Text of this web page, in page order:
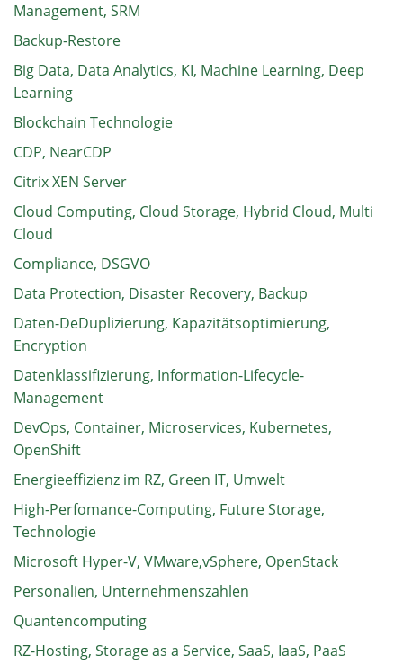
Management, SRM
Backup-Restore
Big Data, Data Analytics, KI, Machine Learning, Deep
Learning
Blockchain Technologie
CDP, NearCDP
Citrix XEN Server
Cloud Computing, Cloud Storage, Hybrid Cloud, Multi
Cloud
Compliance, DSGVO
Data Protection, Disaster Recovery, Backup
Daten-DeDuplizierung, Kapazitätsoptimierung,
Encryption
Datenklassifizierung, Information-Lifecycle-
Management
DevOps, Container, Microservices, Kubernetes,
OpenShift
Energieeffizienz im RZ, Green IT, Umwelt
High-Perfomance-Computing, Future Storage,
Technologie
Microsoft Hyper-V, VMware,vSphere, OpenStack
Personalien, Unternehmenszahlen
Quantencomputing
RZ-Hosting, Storage as a Service, SaaS, IaaS, PaaS